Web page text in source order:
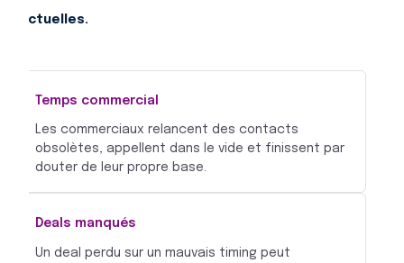
actuelles.
Temps commercial
Les commerciaux relancent des contacts
obsolètes, appellent dans le vide et finissent par
douter de leur propre base.
Deals manqués
Un deal perdu sur un mauvais timing peut